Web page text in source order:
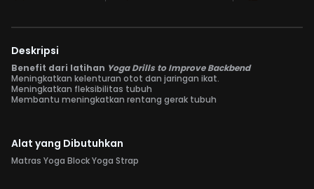
Deskripsi
Benefit dari latihan Yoga Drills to Improve Backbend
Meningkatkan kelenturan otot dan jaringan ikat.
Meningkatkan fleksibilitas tubuh
Membantu meningkatkan rentang gerak tubuh
Alat yang Dibutuhkan
Matras Yoga Block Yoga Strap